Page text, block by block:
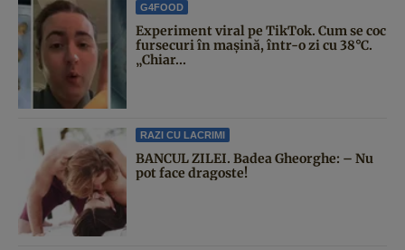
G4FOOD
Experiment viral pe TikTok. Cum se coc
fursecuri în mașină, într-o zi cu 38°C.
„Chiar...
RAZI CU LACRIMI
BANCUL ZILEI. Badea Gheorghe: – Nu
pot face dragoste!